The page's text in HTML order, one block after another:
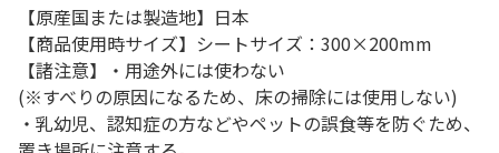
【原産国または製造地】日本
【商品使用時サイズ】シートサイズ：300×200mm
【諸注意】・用途外には使わない
(※すべりの原因になるため、床の掃除には使用しない)
・乳幼児、認知症の方などやペットの誤食等を防ぐため、